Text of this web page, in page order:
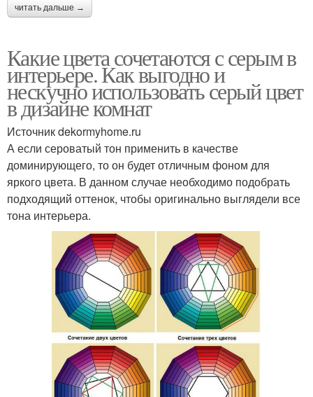
читать дальше →
Какие цвета сочетаются с серым в
интерьере. Как выгодно и
нескучно использовать серый цвет
в дизайне комнат
Источник dekormyhome.ru
А если сероватый тон применить в качестве
доминирующего, то он будет отличным фоном для
яркого цвета. В данном случае необходимо подобрать
подходящий оттенок, чтобы оригинально выглядели все
тона интерьера.